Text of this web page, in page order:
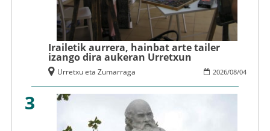
Irailetik aurrera, hainbat arte tailer
izango dira aukeran Urretxun
2026/08/04
Urretxu eta Zumarraga
3